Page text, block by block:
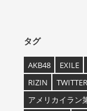
タグ
AKB48 EXILE
RIZIN
TWITTER
アメリカイラン